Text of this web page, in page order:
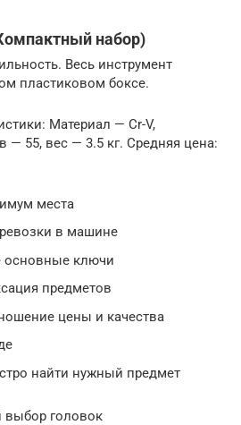
набор)
Весь инструмент
пластиковом боксе.
Материал — Cr-V,
— 55, вес — 3.5 кг. Средняя цена:
места
в машине
основные ключи
предметов
цены и качества
найти нужный предмет
выбор головок